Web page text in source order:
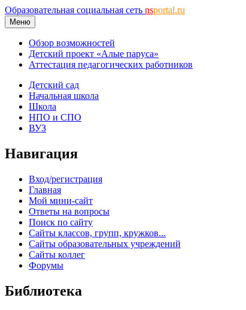
Образовательная социальная сеть nsportal.ru
Меню
Обзор возможностей
Детский проект «Алые паруса»
Аттестация педагогических работников
Детский сад
Начальная школа
Школа
НПО и СПО
ВУЗ
Навигация
Вход/регистрация
Главная
Мой мини-сайт
Ответы на вопросы
Поиск по сайту
Сайты классов, групп, кружков...
Сайты образовательных учреждений
Сайты коллег
Форумы
Библиотека